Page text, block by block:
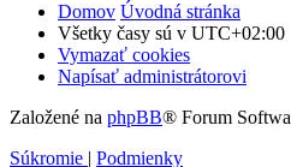
Domov Úvodná stránka
Všetky časy sú v UTC+02:00
Vymazať cookies
Napísať administrátorovi
Založené na phpBB® Forum
Súkromie | Podmienky